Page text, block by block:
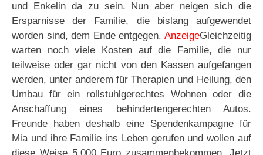
und Enkelin da zu sein. Nun aber neigen sich die
Ersparnisse der Familie, die bislang aufgewendet
worden sind, dem Ende entgegen. AnzeigeGleichzeitig
warten noch viele Kosten auf die Familie, die nur
teilweise oder gar nicht von den Kassen aufgefangen
werden, unter anderem für Therapien und Heilung, den
Umbau für ein rollstuhlgerechtes Wohnen oder die
Anschaffung eines behindertengerechten Autos.
Freunde haben deshalb eine Spendenkampagne für
Mia und ihre Familie ins Leben gerufen und wollen auf